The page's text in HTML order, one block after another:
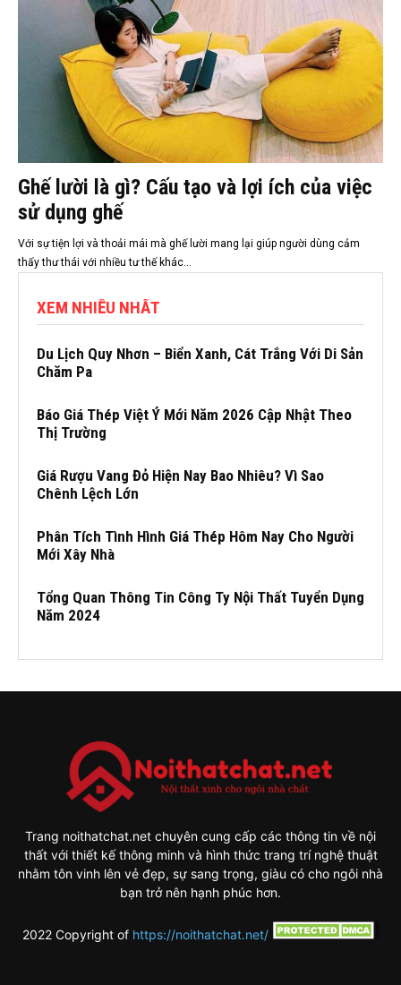
Ghế lười là gì? Cấu tạo và lợi ích của việc
sử dụng ghế
Với sự tiện lợi và thoải mái mà ghế lười mang lại giúp người dùng cảm
thấy thư thái với nhiều tư thế khác...
XEM NHIỀU NHẤT
Du Lịch Quy Nhơn – Biển Xanh, Cát Trắng Với Di Sản
Chăm Pa
Báo Giá Thép Việt Ý Mới Năm 2026 Cập Nhật Theo
Thị Trường
Giá Rượu Vang Đỏ Hiện Nay Bao Nhiêu? Vì Sao
Chênh Lệch Lớn
Phân Tích Tình Hình Giá Thép Hôm Nay Cho Người
Mới Xây Nhà
Tổng Quan Thông Tin Công Ty Nội Thất Tuyển Dụng
Năm 2024
Trang noithatchat.net chuyên cung cấp các thông tin về nội
thất với thiết kế thông minh và hình thức trang trí nghệ thuật
nhằm tôn vinh lên vẻ đẹp, sự sang trọng, giàu có cho ngôi nhà
bạn trở nên hạnh phúc hơn.
2022 Copyright of https://noithatchat.net/